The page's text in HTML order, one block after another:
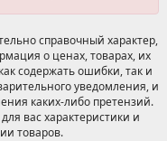
справочный характер,
о ценах, товарах, их
содержать ошибки, так и
уведомления, и
каких-либо претензий.
вас характеристики и
товаров.